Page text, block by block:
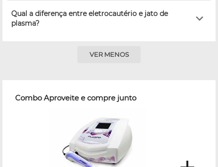
Qual a diferença entre eletrocautério e jato de
plasma?
VER MENOS
Combo Aproveite e compre junto